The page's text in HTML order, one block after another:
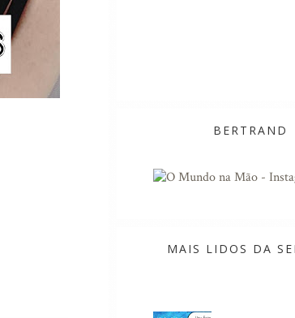
BERTRAND
MAIS LIDOS DA